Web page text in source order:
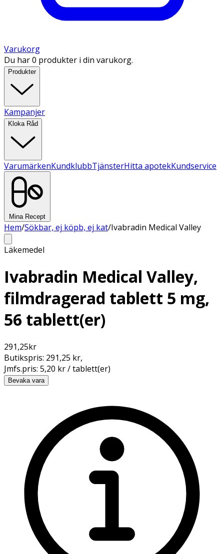
Varukorg
Du har 0 produkter i din varukorg.
Produkter
Kampanjer
Kloka Råd
VarumärkenKundklubbTjänsterHitta apotekKundservice
Mina Recept
Hem/Sökbar, ej köpb, ej kat/Ivabradin Medical Valley
Läkemedel
Ivabradin Medical Valley,
filmdragerad tablett 5 mg,
56 tablett(er)
291,25kr
Butikspris: 291,25 kr,
Jmfs.pris: 5,20 kr / tablett(er)
Bevaka vara